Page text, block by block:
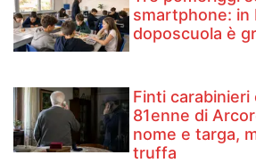
smartphone: in
doposcuola è
Finti carabinieri
81enne di
nome e targa,
truffa